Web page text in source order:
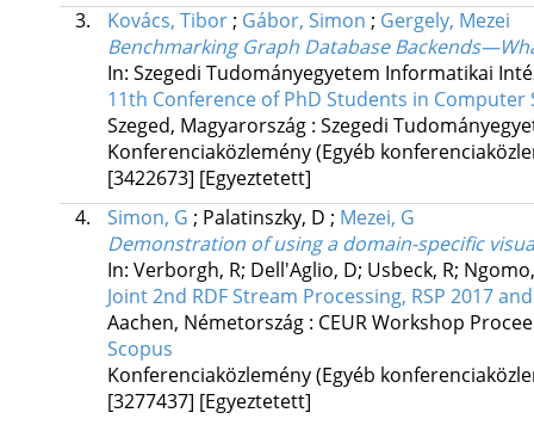
3.
Kovács, Tibor ; Gábor, Simon ; Gergely, Mezei
Benchmarking Graph Database
In: Szegedi Tudományegyetem Informatikai
11th Conference of PhD Students in Computer
Szeged, Magyarország : Szegedi
Konferenciaközlemény (Egyéb
[3422673] [Egyeztetett]
4.
Simon, G ; Palatinszky, D ; Mezei, G
Demonstration of using a domain-specific
In: Verborgh, R; Dell'Aglio, D; Usbeck, R;
Joint 2nd RDF Stream Processing, RSP 2017
Aachen, Németország : CEUR Workshop
Scopus
Konferenciaközlemény (Egyéb
[3277437] [Egyeztetett]